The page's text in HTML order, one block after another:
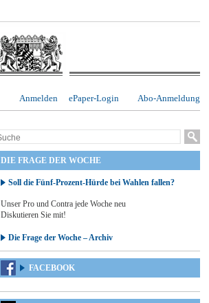
Abo-Anmeldung
ePaper-Login
Anmelden
DIE FRAGE DER WOCHE
Soll die Fünf-Prozent-Hürde bei Wahlen fallen?
Unser Pro und Contra jede Woche neu
Diskutieren Sie mit!
Die Frage der Woche – Archiv
FACEBOOK